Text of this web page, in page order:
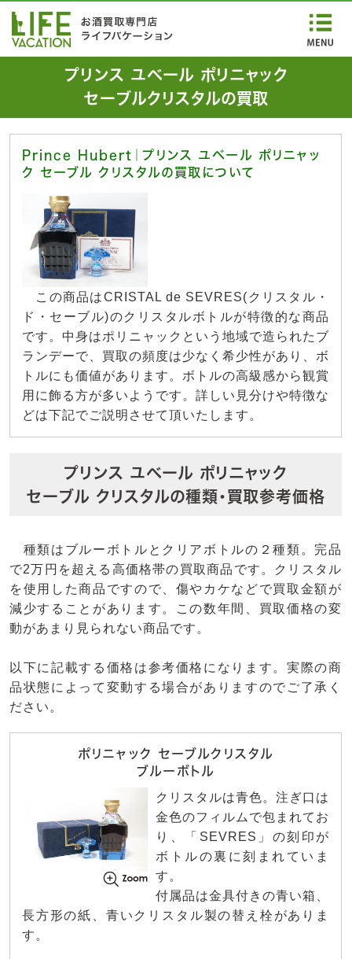
プリンス ユベール ポリニャック
セーブルクリスタルの買取
Prince Hubert｜プリンス ユベール ポリニャッ
ク セーブル クリスタルの買取について
この商品はCRISTAL de SEVRES(クリスタル・
ド・セーブル)のクリスタルボトルが特徴的な商品
です。中身はポリニャックという地域で造られたブ
ランデーで、買取の頻度は少なく希少性があり、ボ
トルにも価値があります。ボトルの高級感から観賞
用に飾る方が多いようです。詳しい見分けや特徴な
どは下記でご説明させて頂いたします。
プリンス ユベール ポリニャック
セーブル クリスタルの種類・買取参考価格
種類はブルーボトルとクリアボトルの２種類。完品
で2万円を超える高価格帯の買取商品です。クリスタル
を使用した商品ですので、傷やカケなどで買取金額が
減少することがあります。この数年間、買取価格の変
動があまり見られない商品です。
以下に記載する価格は参考価格になります。実際の商
品状態によって変動する場合がありますのでご了承く
ださい。
ポリニャック セーブルクリスタル
ブルーボトル
クリスタルは青色。注ぎ口は
金色のフィルムで包まれてお
り、「SEVRES」の刻印が
ボトルの裏に刻まれていま
す。
付属品は金具付きの青い箱、
長方形の紙、青いクリスタル製の替え栓がありま
す。